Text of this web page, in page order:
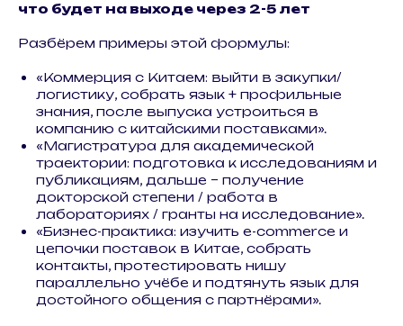
что будет на выходе через 2-5 лет
Разбёрем примеры этой формулы:
«Коммерция с Китаем: выйти в закупки/
логистику, собрать язык + профильные
знания, после выпуска устроиться в
компанию с китайскими поставками».
«Магистратура для академической
траектории: подготовка к исследованиям и
публикациям, дальше – получение
докторской степени / работа в
лабораториях / гранты на исследование».
«Бизнес-практика: изучить e-commerce и
цепочки поставок в Китае, собрать
контакты, протестировать нишу
параллельно учёбе и подтянуть язык для
достойного общения с партнёрами».